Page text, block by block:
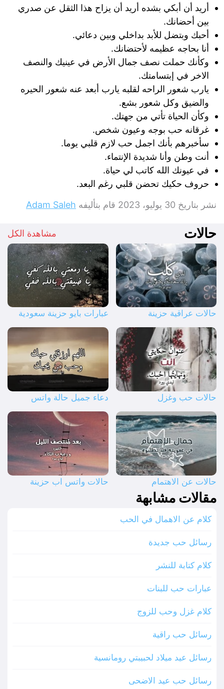
أريد أن أبكي بشده أريد أن يزاح هذا الثقل عن صدري
بين أحضانك.
أحبك وبتضل للأبد بداخلي وبين دعائي.
أنا بحاجه عظيمه لأحتضانك.
وكأنك حملت نصف جمال الأرض في عينيك والنصف
الاخر في إبتسامتك.
يارب شعور الراحه لقلبه يارب أبعد عنه شعور الحيره
والضيق وكل شعور بشع.
وكأن الحياة تأتي من جهتك.
غرقانه حب بوجه وعيون ‌شخص.
سأخبرهم بأنك اجمل حب لازم قلبي يوما.
أنت وطن وأنا شديدة الإنتماء.
في عيونك الله كاتب لي حياة.
حروف حكيك تحضن قلبي رغم البعد.
نشر بتاريخ 30 يوليو، 2023 قام بتأليفه Adam Saleh
حالات مشاهدة الكل
حالات عراقية حزينة عبارات بايو حزينة سعودية
حالات حب وغزل دعاء جميل حالة واتس
حالات عن الاهتمام حالات واتس اب حزينة
مقالات مشابهة
كلام عن الاهمال في الحب
رسائل حب جديدة
كلام كتابة للنشر
عبارات حب للبنات
كلام غزل وحب للزوج
رسائل حب راقية
رسائل عيد ميلاد لحبيبتي رومانسية
رسائل حب عيد الاضحى